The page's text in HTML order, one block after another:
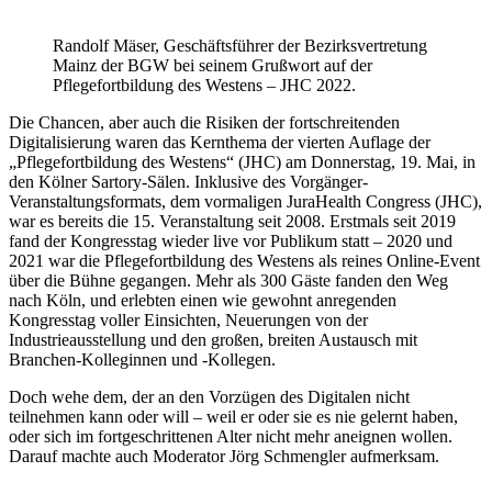
Randolf Mäser, Geschäftsführer der Bezirksvertretung
Mainz der BGW bei seinem Grußwort auf der
Pflegefortbildung des Westens – JHC 2022.
Die Chancen, aber auch die Risiken der fortschreitenden
Digitalisierung waren das Kernthema der vierten Auflage der
„Pflegefortbildung des Westens“ (JHC) am Donnerstag, 19. Mai, in
den Kölner Sartory-Sälen. Inklusive des Vorgänger-
Veranstaltungsformats, dem vormaligen JuraHealth Congress (JHC),
war es bereits die 15. Veranstaltung seit 2008. Erstmals seit 2019
fand der Kongresstag wieder live vor Publikum statt – 2020 und
2021 war die Pflegefortbildung des Westens als reines Online-Event
über die Bühne gegangen. Mehr als 300 Gäste fanden den Weg
nach Köln, und erlebten einen wie gewohnt anregenden
Kongresstag voller Einsichten, Neuerungen von der
Industrieausstellung und den großen, breiten Austausch mit
Branchen-Kolleginnen und ‑Kollegen.
Doch wehe dem, der an den Vorzügen des Digitalen nicht
teilnehmen kann oder will – weil er oder sie es nie gelernt haben,
oder sich im fortgeschrittenen Alter nicht mehr aneignen wollen.
Darauf machte auch Moderator Jörg Schmengler aufmerksam.